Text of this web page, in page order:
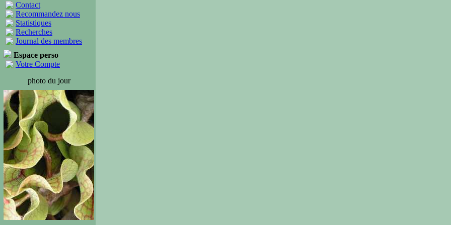
Contact
Recommandez nous
Statistiques
Recherches
Journal des membres
Espace perso
Votre Compte
photo du jour